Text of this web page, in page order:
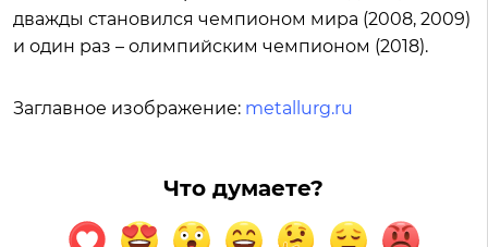
дважды становился чемпионом мира (2008, 2009)
и один раз – олимпийским чемпионом (2018).
Заглавное изображение: metallurg.ru
Что думаете?